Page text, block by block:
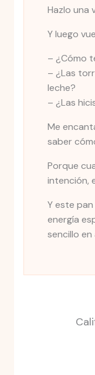
Hazlo una
Y luego
– ¿Cómo
– ¿Las
leche?
– ¿Las
Me
saber
Porque
intención,
Y este
energía
sencillo